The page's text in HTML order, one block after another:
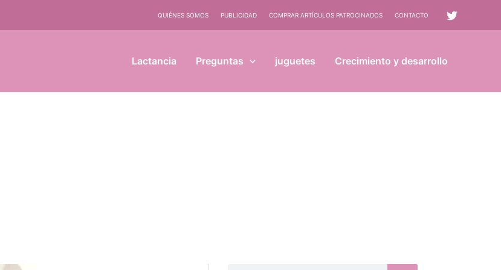
QUIÉNES SOMOS PUBLICIDAD COMPRAR ARTÍCULOS PATROCINADOS CONTACTO
Lactancia Preguntas juguetes Crecimiento y desarrollo